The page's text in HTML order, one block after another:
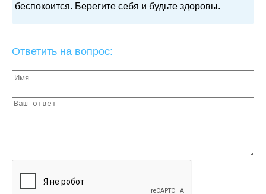
беспокоится. Берегите себя и будьте здоровы.
Ответить на вопрос: